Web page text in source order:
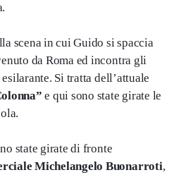
scena in cui Guido si spaccia
da Roma ed incontra gli
Si tratta dell’attuale
e qui sono state girate le
state girate di fronte
Michelangelo Buonarroti,